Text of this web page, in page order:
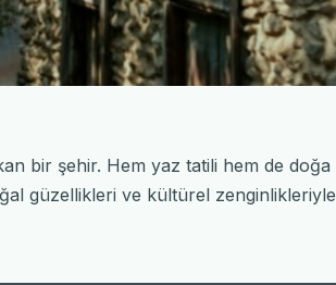
bir şehir. Hem yaz tatili hem de doğa
güzellikleri ve kültürel zenginlikleriyle